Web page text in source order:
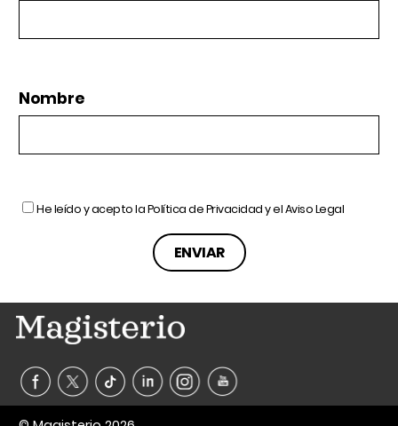
Nombre
He leído y acepto laPolítica de Privacidady elAviso Legal